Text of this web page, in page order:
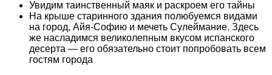
Увидим таинственный маяк и раскроем его тайны
На крыше старинного здания полюбуемся видами
на город, Айя-Софию и мечеть Сулеймание. Здесь
же насладимся великолепным вкусом испанского
десерта — его обязательно стоит попробовать всем
гостям города